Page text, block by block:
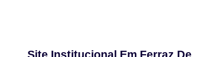
Site Institucional Em Ferraz De